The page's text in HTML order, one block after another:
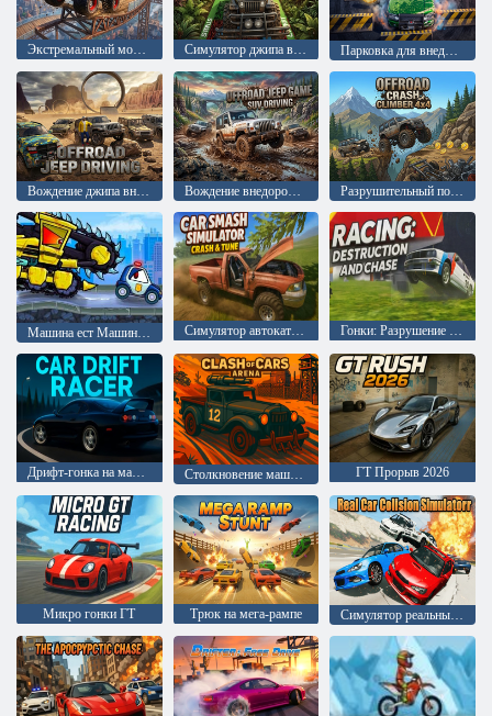
Экстремальный монстр-трак Симулятор джипа в джунглях Парковка для внедорожников Prado
Вождение джипа внедорожника Вождение внедорожника Разрушительный подъем по бездорожью
Симулятор автокатастрофы: крушение и тюнинг Гонки: Разрушение и погоня
Дрифт-гонка на машинах Столкновение машин: Арена ГТ Прорыв 2026
Микро гонки ГТ Трюк на мега-рампе Симулятор реальных автомобильных столкновений